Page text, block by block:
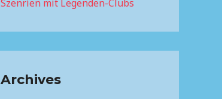
Szenrien mit Legenden-Clubs
Archives